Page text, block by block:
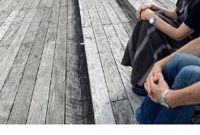
LOCAL ローカルエリア
all
札幌